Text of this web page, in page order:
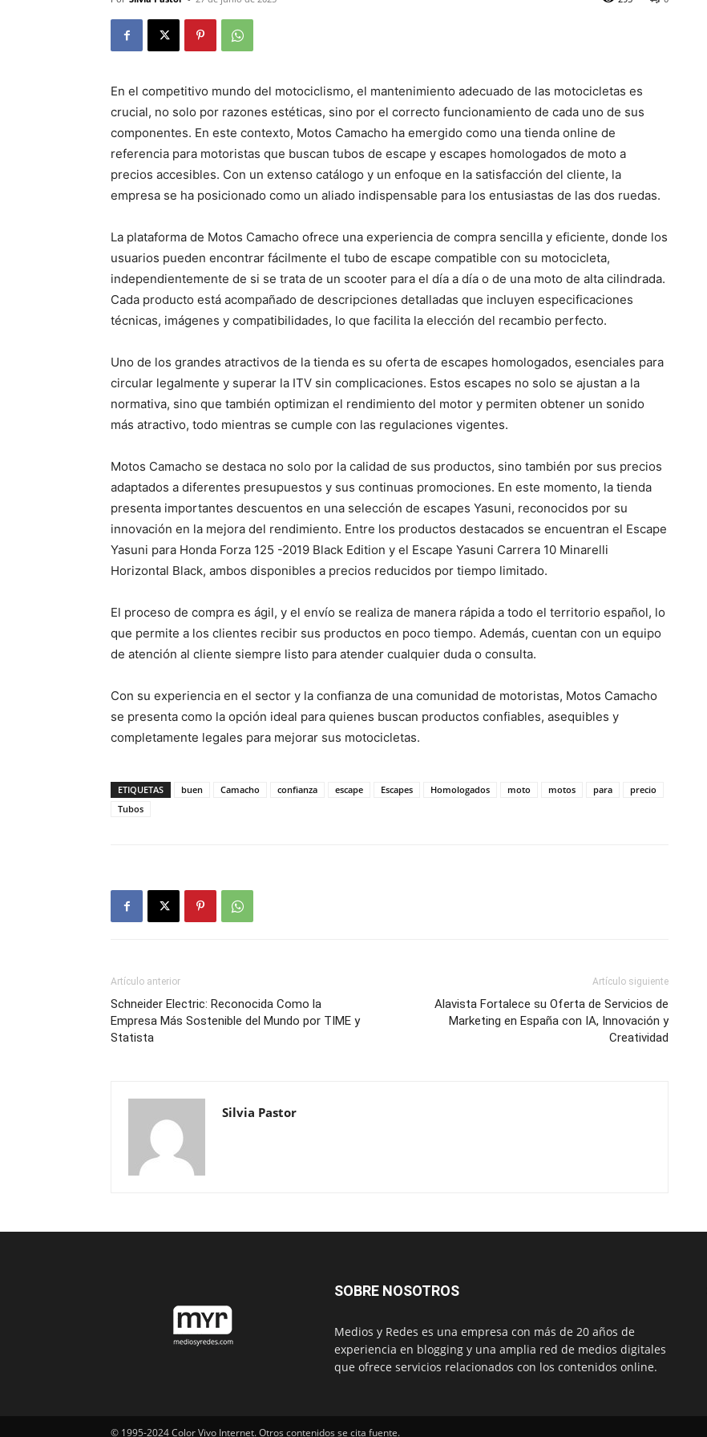
En el competitivo mundo del motociclismo, el mantenimiento adecuado de las motocicletas es
crucial, no solo por razones estéticas, sino por el correcto funcionamiento de cada uno de sus
componentes. En este contexto, Motos Camacho ha emergido como una tienda online de
referencia para motoristas que buscan tubos de escape y escapes homologados de moto a
precios accesibles. Con un extenso catálogo y un enfoque en la satisfacción del cliente, la
empresa se ha posicionado como un aliado indispensable para los entusiastas de las dos ruedas.
La plataforma de Motos Camacho ofrece una experiencia de compra sencilla y eficiente, donde los
usuarios pueden encontrar fácilmente el tubo de escape compatible con su motocicleta,
independientemente de si se trata de un scooter para el día a día o de una moto de alta cilindrada.
Cada producto está acompañado de descripciones detalladas que incluyen especificaciones
técnicas, imágenes y compatibilidades, lo que facilita la elección del recambio perfecto.
Uno de los grandes atractivos de la tienda es su oferta de escapes homologados, esenciales para
circular legalmente y superar la ITV sin complicaciones. Estos escapes no solo se ajustan a la
normativa, sino que también optimizan el rendimiento del motor y permiten obtener un sonido
más atractivo, todo mientras se cumple con las regulaciones vigentes.
Motos Camacho se destaca no solo por la calidad de sus productos, sino también por sus precios
adaptados a diferentes presupuestos y sus continuas promociones. En este momento, la tienda
presenta importantes descuentos en una selección de escapes Yasuni, reconocidos por su
innovación en la mejora del rendimiento. Entre los productos destacados se encuentran el Escape
Yasuni para Honda Forza 125 -2019 Black Edition y el Escape Yasuni Carrera 10 Minarelli
Horizontal Black, ambos disponibles a precios reducidos por tiempo limitado.
El proceso de compra es ágil, y el envío se realiza de manera rápida a todo el territorio español, lo
que permite a los clientes recibir sus productos en poco tiempo. Además, cuentan con un equipo
de atención al cliente siempre listo para atender cualquier duda o consulta.
Con su experiencia en el sector y la confianza de una comunidad de motoristas, Motos Camacho
se presenta como la opción ideal para quienes buscan productos confiables, asequibles y
completamente legales para mejorar sus motocicletas.
ETIQUETAS buen Camacho confianza escape Escapes Homologados moto motos para
precio
Tubos
Artículo anterior
Schneider Electric: Reconocida Como la
Empresa Más Sostenible del Mundo por TIME y
Statista
Artículo siguiente
Alavista Fortalece su Oferta de Servicios de
Marketing en España con IA, Innovación y
Creatividad
Silvia Pastor
SOBRE NOSOTROS
Medios y Redes es una empresa con más de 20 años de
experiencia en blogging y una amplia red de medios digitales
que ofrece servicios relacionados con los contenidos online.
© 1995-2024 Color Vivo Internet. Otros contenidos se cita fuente.